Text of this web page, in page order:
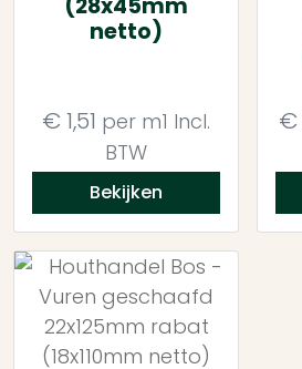
netto)
€ 1,51 per m1 Incl.
BTW
Bekijken
€